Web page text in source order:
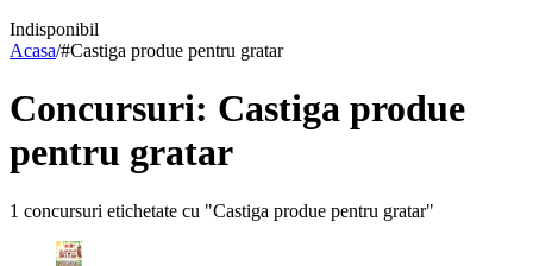
Indisponibil
Acasa/#Castiga produe pentru gratar
Concursuri: Castiga produe
pentru gratar
1 concursuri etichetate cu "Castiga produe pentru gratar"